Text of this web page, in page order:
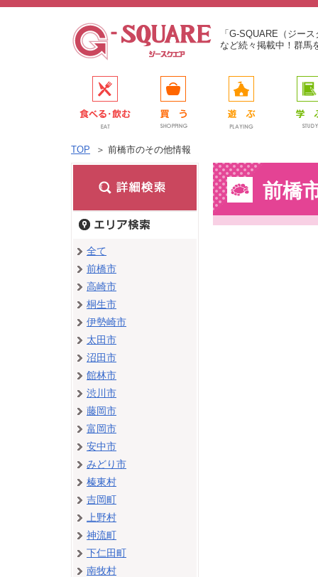
「G-SQUARE（ジー
など続々掲載中！群馬
TOP ＞ 前橋市のその他情報
前橋
全て
前橋市
高崎市
桐生市
伊勢崎市
太田市
沼田市
館林市
渋川市
藤岡市
富岡市
安中市
みどり市
榛東村
吉岡町
上野村
神流町
下仁田町
南牧村